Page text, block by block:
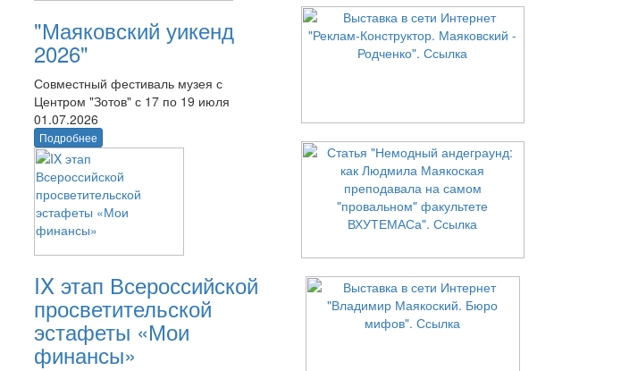
"Маяковский уикенд
2026"
Совместный фестиваль музея с
Центром "Зотов" с 17 по 19 июля
01.07.2026
Подробнее
IX этап Всероссийской
просветительской
эстафеты «Мои
финансы»